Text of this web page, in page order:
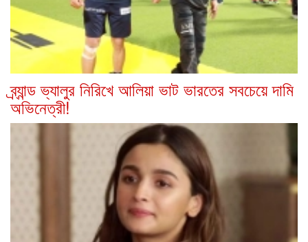
ব্র্যান্ড ভ্যালুর নিরিখে আলিয়া ভাট ভারতের সবচেয়ে দামি
অভিনেত্রী!